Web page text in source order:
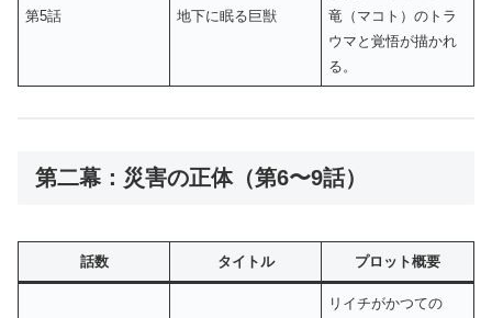
第5話 地下に眠る巨獣
竜（マコト）のトラ
ウマと覚悟が描かれ
る。
第二幕：災害の正体（第6〜9話）
話数 タイトル プロット概要
リイチがかつての